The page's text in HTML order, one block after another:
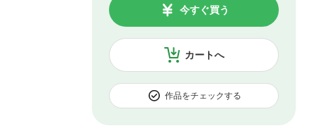
カートへ
今すぐ買う
作品をチェックする